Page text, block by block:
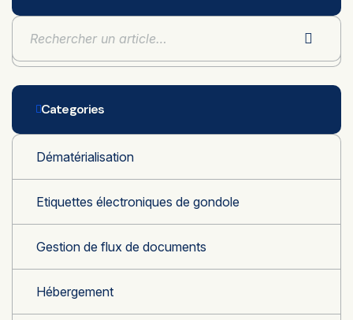
Categories
Dématérialisation
Etiquettes électroniques de gondole
Gestion de flux de documents
Hébergement